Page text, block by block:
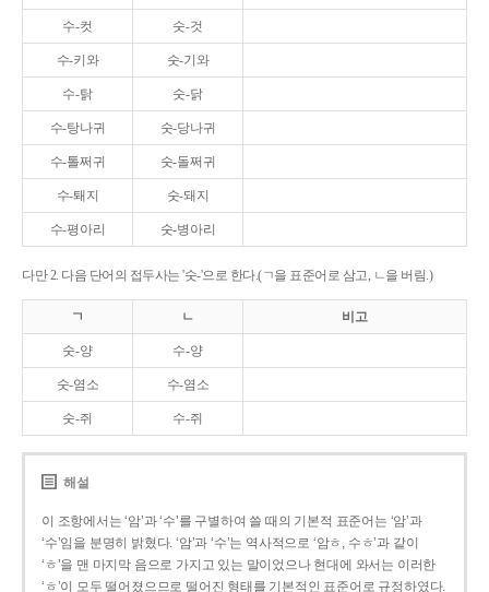
수-컷 숫-것
수-키와 숫-기와
수-탉 숫-닭
수-탕나귀 숫-당나귀
수-톨쩌귀 숫-돌쩌귀
수-퇘지 숫-돼지
수-평아리 숫-병아리
다만 2. 다음 단어의 접두사는 '숫-'으로 한다.(ㄱ을 표준어로 삼고, ㄴ을 버림.)
ㄱ ㄴ 비고
숫-양 수-양
숫-염소 수-염소
숫-쥐 수-쥐
해설
이 조항에서는 ‘암’과 ‘수’를 구별하여 쓸 때의 기본적 표준어는 ‘암’과
‘수’임을 분명히 밝혔다. ‘암’과 ‘수’는 역사적으로 ‘암ㅎ, 수ㅎ’과 같이
‘ㅎ’을 맨 마지막 음으로 가지고 있는 말이었으나 현대에 와서는 이러한
‘ㅎ’이 모두 떨어졌으므로 떨어진 형태를 기본적인 표준어로 규정하였다.